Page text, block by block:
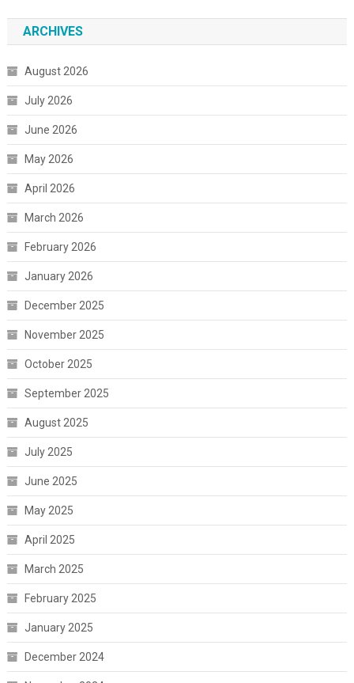
ARCHIVES
August 2026
July 2026
June 2026
May 2026
April 2026
March 2026
February 2026
January 2026
December 2025
November 2025
October 2025
September 2025
August 2025
July 2025
June 2025
May 2025
April 2025
March 2025
February 2025
January 2025
December 2024